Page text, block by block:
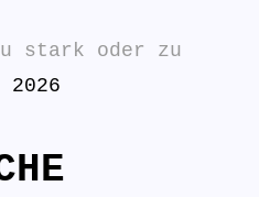
stark oder zu